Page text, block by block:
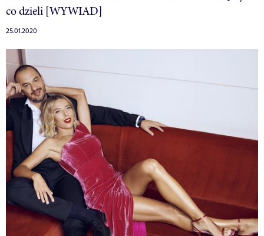
co dzieli [WYWIAD]
25.01.2020